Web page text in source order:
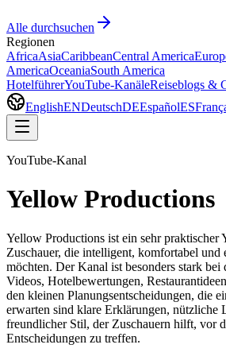
Alle durchsuchen
Regionen
AfricaAsiaCaribbeanCentral America
AmericaOceaniaSouth America
HotelführerYouTube-KanäleReiseblogs &
EnglishENDeutschDEEspañolES
YouTube-Kanal
Yellow Productions
Yellow Productions ist ein sehr praktischer
Zuschauer, die intelligent, komfortabel und
möchten. Der Kanal ist besonders stark
Videos, Hotelbewertungen,
den kleinen Planungsentscheidungen, die
erwarten sind klare Erklärungen, nützliche
freundlicher Stil, der Zuschauern hilft, vor
Entscheidungen zu treffen.